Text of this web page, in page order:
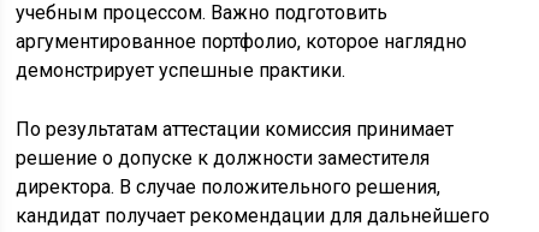
учебным процессом. Важно подготовить
аргументированное портфолио, которое наглядно
демонстрирует успешные практики.
По результатам аттестации комиссия принимает
решение о допуске к должности заместителя
директора. В случае положительного решения,
кандидат получает рекомендации для дальнейшего